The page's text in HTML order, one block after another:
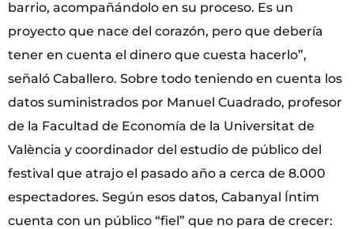
barrio, acompañándolo en su proceso. Es un
proyecto que nace del corazón, pero que debería
tener en cuenta el dinero que cuesta hacerlo”,
señaló Caballero. Sobre todo teniendo en cuenta los
datos suministrados por Manuel Cuadrado, profesor
de la Facultad de Economía de la Universitat de
València y coordinador del estudio de público del
festival que atrajo el pasado año a cerca de 8.000
espectadores. Según esos datos, Cabanyal Íntim
cuenta con un público “fiel” que no para de crecer: